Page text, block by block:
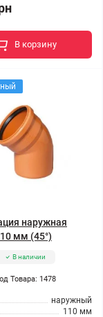
В корзину
наружная
мм (45°)
В наличии
Товара: 1478
наружный
110 мм